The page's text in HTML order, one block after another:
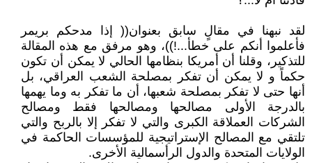
لقد نبهنا في مقالٍ سابق بعنوان(( إذا مدحكم بريمر
فأعلموا أنكم على خطأ...!))، وهو مرفق مع هذه المقالة
للتذكير، وقلنا أن أمريكا بنظامها الحالي لا يمكن أن تكون
حكماً و لا يمكن أن تفكر بمصلحة الشعب العراقي، بل
أنها حتى لا تفكر بمصلحة شعبها، أن ما تفكر به وما يهمها
بالدرجة الأولى مصالحها ومصالحها فقط ومصالح
الشركات العملاقة الكبرى والتي لا تفكر إلا بالربح والتي
تلتقي مع المصالح الإستراتيجية للمؤسسات الحاكمة في
الولايات المتحدة والدول الرأسمالية الأخرى.